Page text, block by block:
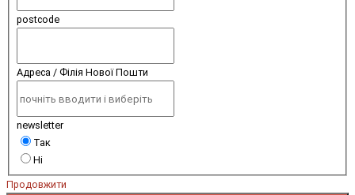
postcode
Адреса / Філія Нової Пошти
newsletter
Так
Ні
Продовжити